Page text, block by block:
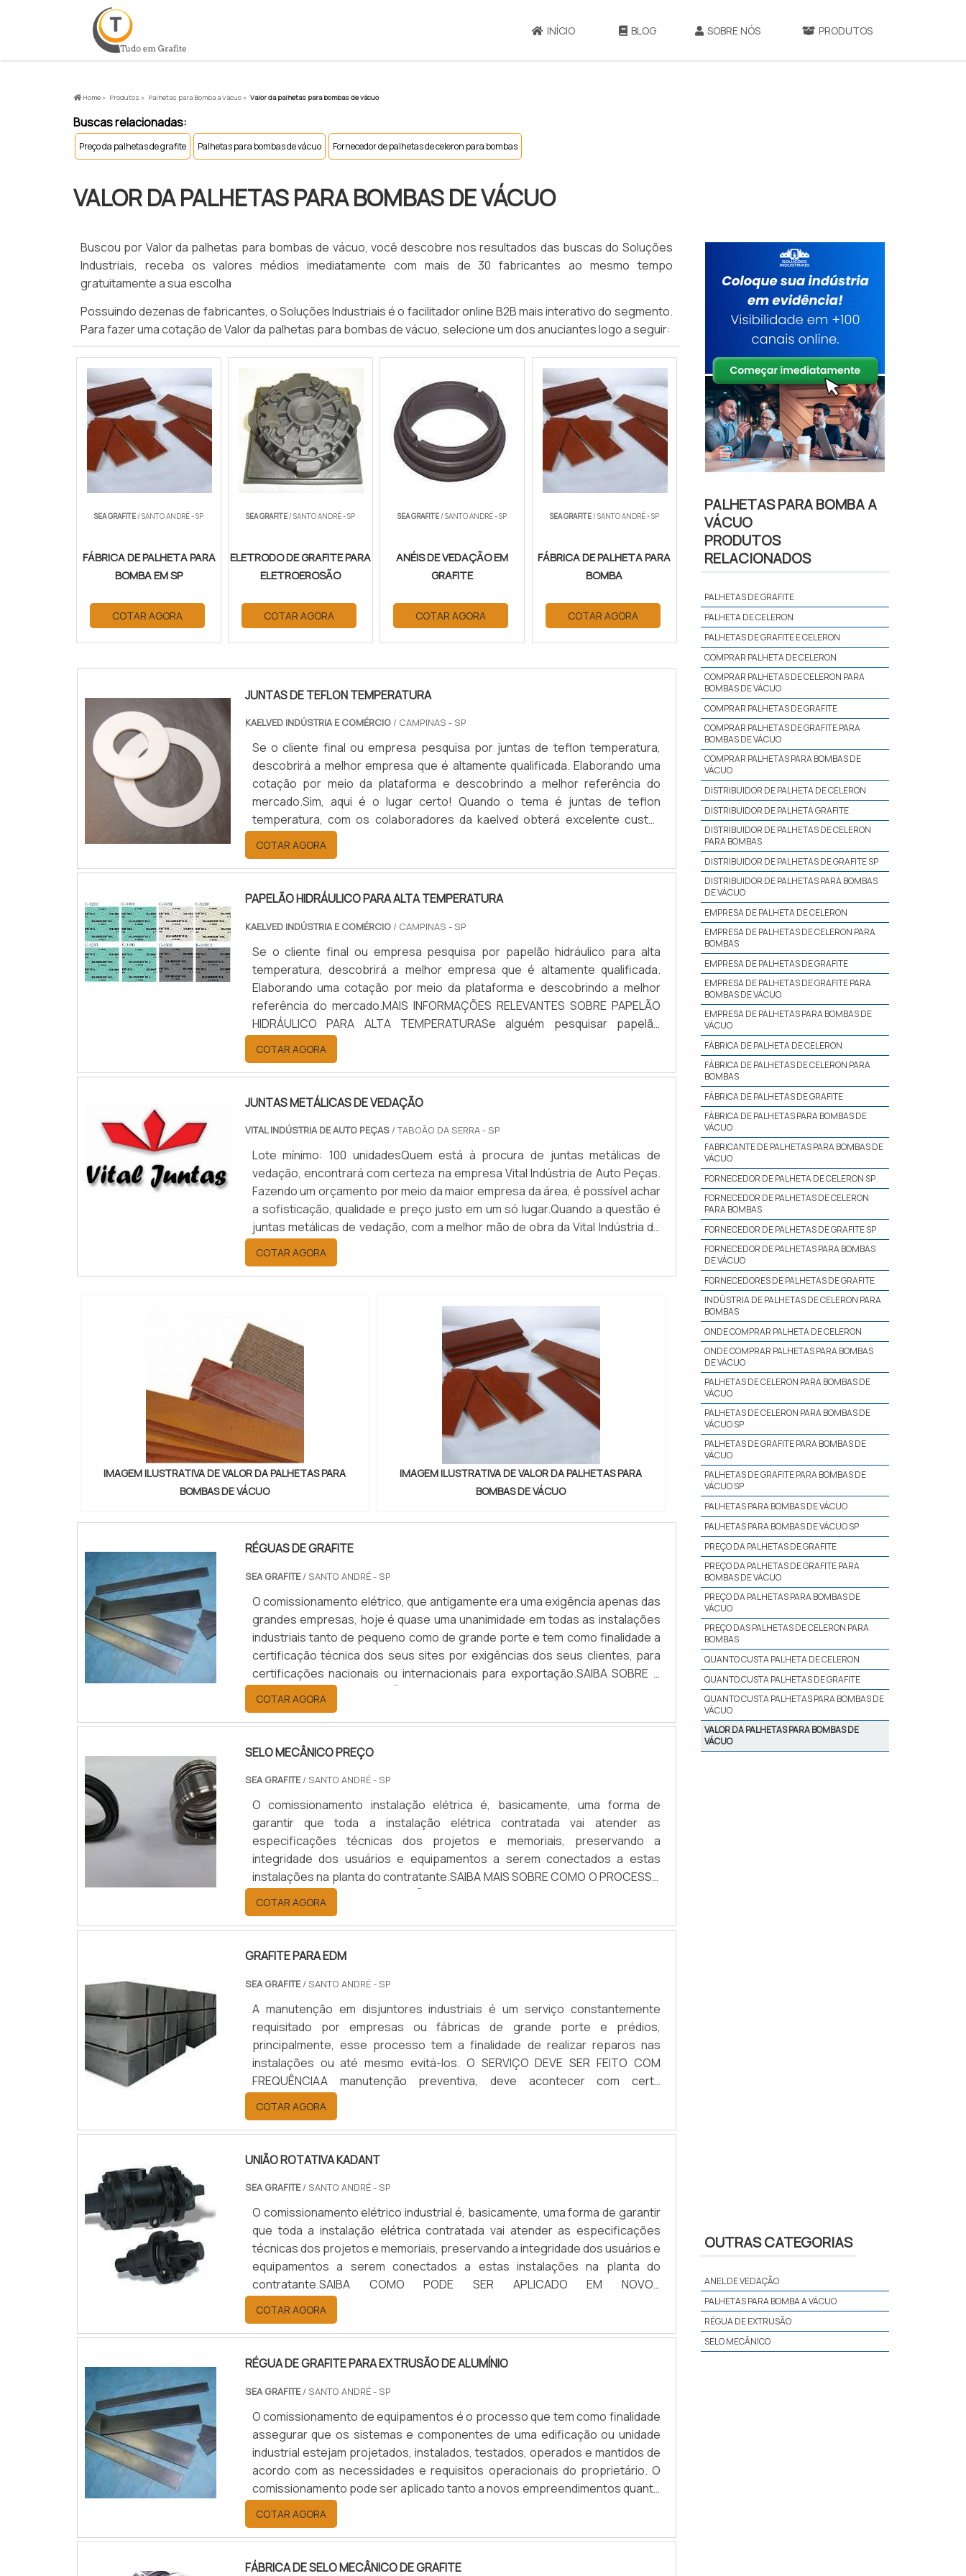
INÍCIO BLOG SOBRE NÓS PRODUTOS
Home » Produtos » Palhetas para Bomba a Vácuo » Valor da palhetas para bombas de vácuo
Buscas relacionadas:
Preço da palhetas de grafite Palhetas para bombas de vácuo Fornecedor de palhetas de celeron para bombas
VALOR DA PALHETAS PARA BOMBAS DE VÁCUO
Buscou por Valor da palhetas para bombas de vácuo, você descobre nos resultados das buscas do Soluções
Industriais, receba os valores médios imediatamente com mais de 30 fabricantes ao mesmo tempo
gratuitamente a sua escolha
Possuindo dezenas de fabricantes, o Soluções Industriais é o facilitador online B2B mais interativo do segmento.
Para fazer uma cotação de Valor da palhetas para bombas de vácuo, selecione um dos anuciantes logo a seguir:
SEA GRAFITE/ SANTO ANDRÉ - SP
FÁBRICA DE PALHETA PARA
BOMBA EM SP
COTAR AGORA
SEA GRAFITE/ SANTO ANDRÉ - SP
ELETRODO DE GRAFITE PARA
ELETROEROSÃO
COTAR AGORA
SEA GRAFITE/ SANTO ANDRÉ - SP
ANÉIS DE VEDAÇÃO EM
GRAFITE
COTAR AGORA
SEA GRAFITE/ SANTO ANDRÉ - SP
FÁBRICA DE PALHETA PARA
BOMBA
COTAR AGORA
JUNTAS DE TEFLON TEMPERATURA
KAELVED INDÚSTRIA E COMÉRCIO / CAMPINAS - SP
Se o cliente final ou empresa pesquisa por juntas de teflon temperatura,
descobrirá a melhor empresa que é altamente qualificada. Elaborando uma
cotação por meio da plataforma e descobrindo a melhor referência do
mercado.Sim, aqui é o lugar certo! Quando o tema é juntas de teflon
temperatura, com os colaboradores da kaelved obterá excelente custo-
benefício com assessoria técnica especializada.UM POUCO MAIS SOBRE
JUNTAS DE TEFLON TEMPERA...
COTAR AGORA
PAPELÃO HIDRÁULICO PARA ALTA TEMPERATURA
KAELVED INDÚSTRIA E COMÉRCIO / CAMPINAS - SP
Se o cliente final ou empresa pesquisa por papelão hidráulico para alta
temperatura, descobrirá a melhor empresa que é altamente qualificada.
Elaborando uma cotação por meio da plataforma e descobrindo a melhor
referência do mercado.MAIS INFORMAÇÕES RELEVANTES SOBRE PAPELÃO
HIDRÁULICO PARA ALTA TEMPERATURASe alguém pesquisar papelão
hidráulico para alta temperatura encontra na internet a kaelved. Uma
empresa com alto know-how em laudos ...
COTAR AGORA
JUNTAS METÁLICAS DE VEDAÇÃO
VITAL INDÚSTRIA DE AUTO PEÇAS / TABOÃO DA SERRA - SP
Lote mínimo: 100 unidadesQuem está à procura de juntas metálicas de
vedação, encontrará com certeza na empresa Vital Indústria de Auto Peças.
Fazendo um orçamento por meio da maior empresa da área, é possível achar
a sofisticação, qualidade e preço justo em um só lugar.Quando a questão é
juntas metálicas de vedação, com a melhor mão de obra da Vital Indústria de
Auto Peças, o cliente receberá ótima qualidade com responsabilidade
ambient...
COTAR AGORA
IMAGEM ILUSTRATIVA DE VALOR DA PALHETAS PARA
BOMBAS DE VÁCUO
IMAGEM ILUSTRATIVA DE VALOR DA PALHETAS PARA
BOMBAS DE VÁCUO
RÉGUAS DE GRAFITE
SEA GRAFITE/ SANTO ANDRÉ - SP
O comissionamento elétrico, que antigamente era uma exigência apenas das
grandes empresas, hoje é quase uma unanimidade em todas as instalações
industriais tanto de pequeno como de grande porte e tem como finalidade a
certificação técnica dos seus sites por exigências dos seus clientes, para
certificações nacionais ou internacionais para exportação.SAIBA SOBRE A
GARANTIA DE PRESERVAÇÃO E QUALIDADEO processo é, na realidade, uma
forma de garantir que toda a instalação elétrica contratada vai aten.
COTAR AGORA
SELO MECÂNICO PREÇO
SEA GRAFITE/ SANTO ANDRÉ - SP
O comissionamento instalação elétrica é, basicamente, uma forma de
garantir que toda a instalação elétrica contratada vai atender as
especificações técnicas dos projetos e memoriais, preservando a
integridade dos usuários e equipamentos a serem conectados a estas
instalações na planta do contratante.SAIBA MAIS SOBRE COMO O PROCESSO
OFERECE DIVERSAS APLICAÇÕESO comissionamento pode ser aplicado
tanto a novos empreendimentos quanto a unidades e sistemas existentes
em processo de expansão, moderniz.
COTAR AGORA
GRAFITE PARA EDM
SEA GRAFITE/ SANTO ANDRÉ - SP
A manutenção em disjuntores industriais é um serviço constantemente
requisitado por empresas ou fábricas de grande porte e prédios,
principalmente, esse processo tem a finalidade de realizar reparos nas
instalações ou até mesmo evitá-los. O SERVIÇO DEVE SER FEITO COM
FREQUÊNCIAA manutenção preventiva, deve acontecer com certa
frequência, o que gera a diminuição do risco de problemas maiores além de
ter um custo mais acessível para os clientes. Já a manutenção corretiva,
acontece sempre que os di.
COTAR AGORA
UNIÃO ROTATIVA KADANT
SEA GRAFITE/ SANTO ANDRÉ - SP
O comissionamento elétrico industrial é, basicamente, uma forma de garantir
que toda a instalação elétrica contratada vai atender as especificações
técnicas dos projetos e memoriais, preservando a integridade dos usuários e
equipamentos a serem conectados a estas instalações na planta do
contratante.SAIBA COMO PODE SER APLICADO EM NOVOS
EMPREENDIMENTOSO comissionamento pode ser aplicado tanto a novos
empreendimentos quanto a unidades e sistemas existentes em processo de
expansão, modernização ou.
COTAR AGORA
RÉGUA DE GRAFITE PARA EXTRUSÃO DE ALUMÍNIO
SEA GRAFITE/ SANTO ANDRÉ - SP
O comissionamento de equipamentos é o processo que tem como finalidade
assegurar que os sistemas e componentes de uma edificação ou unidade
industrial estejam projetados, instalados, testados, operados e mantidos de
acordo com as necessidades e requisitos operacionais do proprietário. O
comissionamento pode ser aplicado tanto a novos empreendimentos quanto
a unidades e sistemas existentes em processo de expansão, modernização
ou ajuste.SAIBA COMO O PRODUTO GARANTE UM BOM DESEMPENHOCom
uma empres.
COTAR AGORA
FÁBRICA DE SELO MECÂNICO DE GRAFITE
PALHETAS PARA BOMBA A
VÁCUO
PRODUTOS
RELACIONADOS
PALHETAS DE GRAFITE
PALHETA DE CELERON
PALHETAS DE GRAFITE E CELERON
COMPRAR PALHETA DE CELERON
COMPRAR PALHETAS DE CELERON PARA
BOMBAS DE VÁCUO
COMPRAR PALHETAS DE GRAFITE
COMPRAR PALHETAS DE GRAFITE PARA
BOMBAS DE VÁCUO
COMPRAR PALHETAS PARA BOMBAS DE
VÁCUO
DISTRIBUIDOR DE PALHETA DE CELERON
DISTRIBUIDOR DE PALHETA GRAFITE
DISTRIBUIDOR DE PALHETAS DE CELERON
PARA BOMBAS
DISTRIBUIDOR DE PALHETAS DE GRAFITE SP
DISTRIBUIDOR DE PALHETAS PARA BOMBAS
DE VÁCUO
EMPRESA DE PALHETA DE CELERON
EMPRESA DE PALHETAS DE CELERON PARA
BOMBAS
EMPRESA DE PALHETAS DE GRAFITE
EMPRESA DE PALHETAS DE GRAFITE PARA
BOMBAS DE VÁCUO
EMPRESA DE PALHETAS PARA BOMBAS DE
VÁCUO
FÁBRICA DE PALHETA DE CELERON
FÁBRICA DE PALHETAS DE CELERON PARA
BOMBAS
FÁBRICA DE PALHETAS DE GRAFITE
FÁBRICA DE PALHETAS PARA BOMBAS DE
VÁCUO
FABRICANTE DE PALHETAS PARA BOMBAS DE
VÁCUO
FORNECEDOR DE PALHETA DE CELERON SP
FORNECEDOR DE PALHETAS DE CELERON
PARA BOMBAS
FORNECEDOR DE PALHETAS DE GRAFITE SP
FORNECEDOR DE PALHETAS PARA BOMBAS
DE VÁCUO
FORNECEDORES DE PALHETAS DE GRAFITE
INDÚSTRIA DE PALHETAS DE CELERON PARA
BOMBAS
ONDE COMPRAR PALHETA DE CELERON
ONDE COMPRAR PALHETAS PARA BOMBAS
DE VÁCUO
PALHETAS DE CELERON PARA BOMBAS DE
VÁCUO
PALHETAS DE CELERON PARA BOMBAS DE
VÁCUO SP
PALHETAS DE GRAFITE PARA BOMBAS DE
VÁCUO
PALHETAS DE GRAFITE PARA BOMBAS DE
VÁCUO SP
PALHETAS PARA BOMBAS DE VÁCUO
PALHETAS PARA BOMBAS DE VÁCUO SP
PREÇO DA PALHETAS DE GRAFITE
PREÇO DA PALHETAS DE GRAFITE PARA
BOMBAS DE VÁCUO
PREÇO DA PALHETAS PARA BOMBAS DE
VÁCUO
PREÇO DAS PALHETAS DE CELERON PARA
BOMBAS
QUANTO CUSTA PALHETA DE CELERON
QUANTO CUSTA PALHETAS DE GRAFITE
QUANTO CUSTA PALHETAS PARA BOMBAS DE
VÁCUO
VALOR DA PALHETAS PARA BOMBAS DE
VÁCUO
OUTRAS CATEGORIAS
ANEL DE VEDAÇÃO
PALHETAS PARA BOMBA A VÁCUO
RÉGUA DE EXTRUSÃO
SELO MECÂNICO